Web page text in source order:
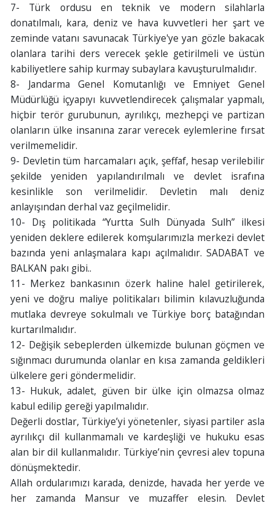
7- Türk ordusu en teknik ve modern silahlarla
donatılmalı, kara, deniz ve hava kuvvetleri her şart ve
zeminde vatanı savunacak Türkiye'ye yan gözle bakacak
olanlara tarihi ders verecek şekle getirilmeli ve üstün
kabiliyetlere sahip kurmay subaylara kavuşturulmalıdır.
8- Jandarma Genel Komutanlığı ve Emniyet Genel
Müdürlüğü içyapıyı kuvvetlendirecek çalışmalar yapmalı,
hiçbir terör gurubunun, ayrılıkçı, mezhepçi ve partizan
olanların ülke insanına zarar verecek eylemlerine fırsat
verilmemelidir.
9- Devletin tüm harcamaları açık, şeffaf, hesap verilebilir
şekilde yeniden yapılandırılmalı ve devlet israfına
kesinlikle son verilmelidir. Devletin malı deniz
anlayışından derhal vaz geçilmelidir.
10- Dış politikada “Yurtta Sulh Dünyada Sulh” ilkesi
yeniden deklere edilerek komşularımızla merkezi devlet
bazında yeni anlaşmalara kapı açılmalıdır. SADABAT ve
BALKAN pakı gibi..
11- Merkez bankasının özerk haline halel getirilerek,
yeni ve doğru maliye politikaları bilimin kılavuzluğunda
mutlaka devreye sokulmalı ve Türkiye borç batağından
kurtarılmalıdır.
12- Değişik sebeplerden ülkemizde bulunan göçmen ve
sığınmacı durumunda olanlar en kısa zamanda geldikleri
ülkelere geri göndermelidir.
13- Hukuk, adalet, güven bir ülke için olmazsa olmaz
kabul edilip gereği yapılmalıdır.
Değerli dostlar, Türkiye’yi yönetenler, siyasi partiler asla
ayrılıkçı dil kullanmamalı ve kardeşliği ve hukuku esas
alan bir dil kullanmalıdır. Türkiye’nin çevresi alev topuna
dönüşmektedir.
Allah ordularımızı karada, denizde, havada her yerde ve
her zamanda Mansur ve muzaffer elesin. Devlet